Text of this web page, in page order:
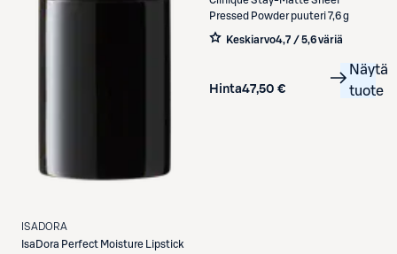
ISADORA
IsaDora Perfect Moisture Lipstick
Pressed Powder puuteri 7,6 g
Keskiarvo4,7 / 5,6 väriä
Hinta47,50 €
Näytä
tuote